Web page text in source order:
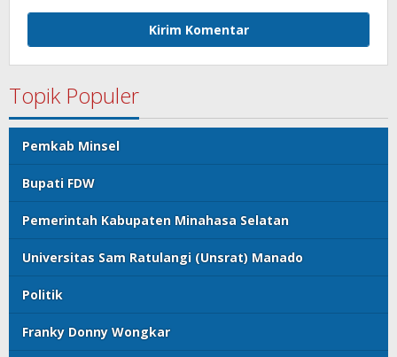
Topik Populer
Pemkab Minsel
Bupati FDW
Pemerintah Kabupaten Minahasa Selatan
Universitas Sam Ratulangi (Unsrat) Manado
Politik
Franky Donny Wongkar